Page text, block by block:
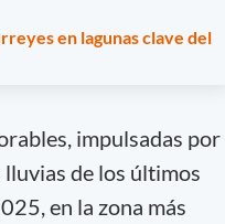
en lagunas clave del
impulsadas por
lluvias de los últimos
en la zona más